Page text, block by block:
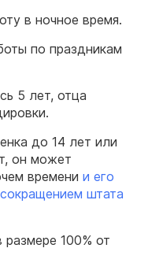
в ночное время.
по праздникам
5 лет, отца
до 14 лет или
он может
времени и его
штата
100% от